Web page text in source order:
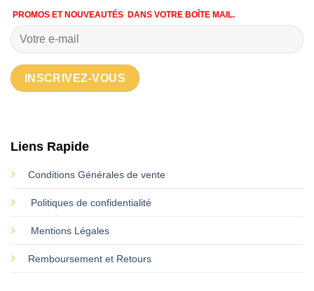
Liens Rapide
Conditions Générales de vente
Politiques de confidentialité
Mentions Légales
Remboursement et Retours
PROMOS ET NOUVEAUTÉS DANS VOTRE BOÎTE MAIL.